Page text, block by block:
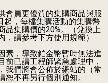
會員更優質的集購商品與服
起，每檔集購活動的集購幣
品集購價的20%。（兌換上
，請參考下方使用規範）
素，導致鉑金幣暫時無法進
前已請工程師緊急處理中，
我們將會公佈於網站的（常
恕不再另行個別通知。